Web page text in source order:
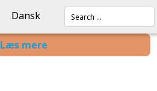
Dansk
Læs mere